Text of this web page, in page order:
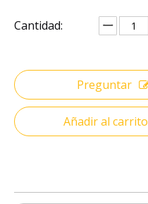
Cantidad:
Preguntar
Añadir al carrito